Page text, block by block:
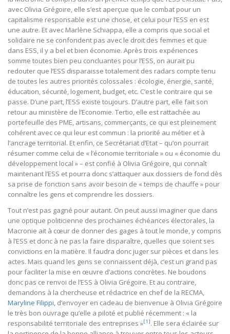
avec Olivia Grégoire, elle s’est aperçue que le combat pour un
capitalisme responsable est une chose, et celui pour l’ESS en est
une autre. Et avec Marlène Schiappa, elle a compris que social et
solidaire ne se confondent pas avec le droit des femmes et que
dans ESS, il y a bel et bien économie. Après trois expériences
somme toutes bien peu concluantes pour l’ESS, on aurait pu
redouter que l’ESS disparaisse totalement des radars compte tenu
de toutes les autres priorités colossales : écologie, énergie, santé,
éducation, sécurité, logement, budget, etc. C’est le contraire qui se
passe. D’une part, l’ESS existe toujours. D’autre part, elle fait son
retour au ministère de l’Economie. Tertio, elle est rattachée au
portefeuille des PME, artisans, commerçants, ce qui est pleinement
cohérent avec ce qui leur est commun : la priorité au métier et à
l’ancrage territorial. Et enfin, ce Secrétariat d’Etat – qu’on pourrait
résumer comme celui de « l’économie territoriale » ou « économie du
développement local » – est confié à Olivia Grégoire, qui connaît
maintenant l’ESS et pourra donc s’attaquer aux dossiers de fond dès
sa prise de fonction sans avoir besoin de « temps de chauffe » pour
connaître les gens et comprendre les dossiers.
Tout n’est pas gagné pour autant. On peut aussi imaginer que dans
une optique politicienne des prochaines échéances électorales, la
Macronie ait à cœur de donner des gages à tout le monde, y compris
à l’ESS et donc à ne pas la faire disparaître, quelles que soient ses
convictions en la matière. Il faudra donc juger sur pièces et dans les
actes. Mais quand les gens se connaissent déjà, c’est un grand pas
pour faciliter la mise en œuvre d’actions concrètes. Ne boudons
donc pas ce renvoi de l’ESS à Olivia Grégoire. Et au contraire,
demandons à la chercheuse et rédactrice en chef de la RECMA,
Maryline Filippi, d’envoyer en cadeau de bienvenue à Olivia Grégoire
le très bon ouvrage qu’elle a piloté et publié récemment : « la
responsabilité territoriale des entreprises »[1]. Elle sera éclairée sur